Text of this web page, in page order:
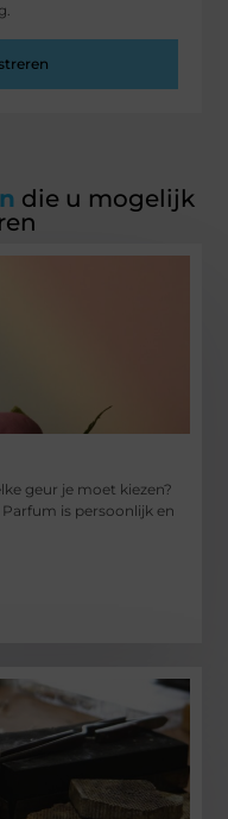
die u mogelijk
geur je moet kiezen?
is persoonlijk en